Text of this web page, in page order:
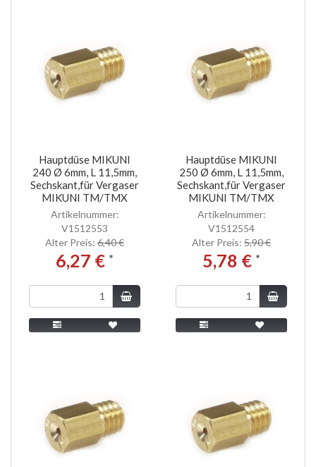
Hauptdüse MIKUNI
240 Ø 6mm, L 11,5mm,
Sechskant,für Vergaser
MIKUNI TM/TMX
Artikelnummer:
V1512553
Alter Preis: 6,40 €
6,27 € *
Hauptdüse MIKUNI
250 Ø 6mm, L 11,5mm,
Sechskant,für Vergaser
MIKUNI TM/TMX
Artikelnummer:
V1512554
Alter Preis: 5,90 €
5,78 € *